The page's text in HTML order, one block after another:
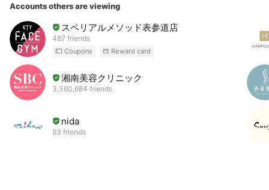
Accounts others are viewing
スペリアルメソッド表参道店
487 friends
Coupons Reward card
湘南美容クリニック
3,360,684 friends
nida
93 friends